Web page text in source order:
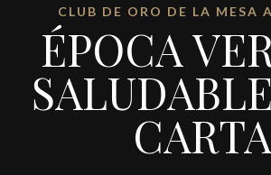
CLUB DE ORO DE LA MESA
ÉPOCA
CARTA